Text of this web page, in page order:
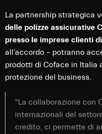
La partnership strategica
delle polizze assicurative
presso le imprese clienti
all’accordo – potranno
prodotti di Coface in Italia
protezione del business.
“La collaborazione con
internazionali del
credito, ci permette di